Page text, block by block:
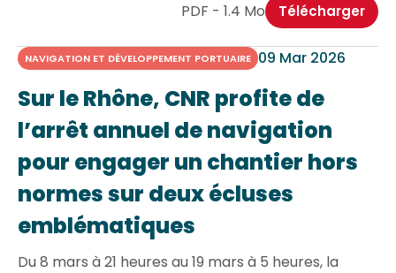
PDF - 1.4 Mo Télécharger
NAVIGATION ET DÉVELOPPEMENT PORTUAIRE 09 Mar 2026
Sur le Rhône, CNR profite de
l’arrêt annuel de navigation
pour engager un chantier hors
normes sur deux écluses
emblématiques
Du 8 mars à 21 heures au 19 mars à 5 heures, la